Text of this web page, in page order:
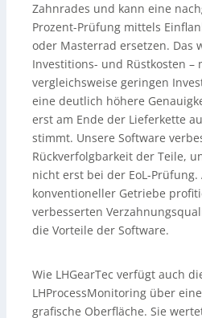
Zahnrades und kann eine
Prozent-Prüfung mittels
oder Masterrad ersetzen. Das
Investitions- und Rüstkosten –
vergleichsweise geringen
eine deutlich höhere
erst am Ende der Lieferkette
stimmt. Unsere Software
Rückverfolgbarkeit der Teile,
nicht erst bei der EoL-
konventioneller Getriebe
verbesserten
die Vorteile der Software.
Wie LHGearTec verfügt auch
LHProcessMonitoring über
grafische Oberfläche. Sie